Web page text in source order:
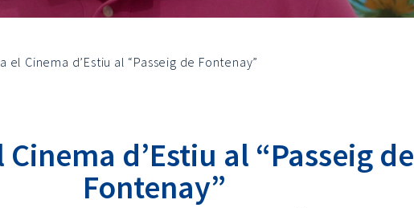
el Cinema d’Estiu al “Passeig de Fontenay”
d’Estiu al “Passeig de
Fontenay”